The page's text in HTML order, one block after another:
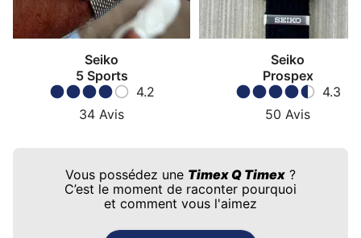
Seiko
5 Sports
4.2
34 Avis
Seiko
Prospex
4.3
50 Avis
Vous possédez une Timex Q Timex?
C’est le moment de raconter pourquoi
et comment vous l'aimez